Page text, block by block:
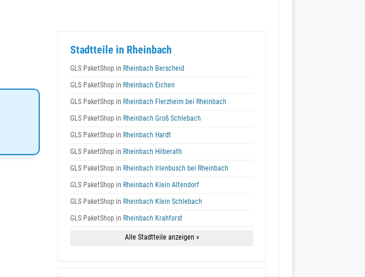
Stadtteile in Rheinbach
GLS PaketShop in Rheinbach Berscheid
GLS PaketShop in Rheinbach Eichen
GLS PaketShop in Rheinbach Flerzheim bei Rheinbach
GLS PaketShop in Rheinbach Groß Schlebach
GLS PaketShop in Rheinbach Hardt
GLS PaketShop in Rheinbach Hilberath
GLS PaketShop in Rheinbach Irlenbusch bei Rheinbach
GLS PaketShop in Rheinbach Klein Altendorf
GLS PaketShop in Rheinbach Klein Schlebach
GLS PaketShop in Rheinbach Krahforst
Alle Stadtteile anzeigen »